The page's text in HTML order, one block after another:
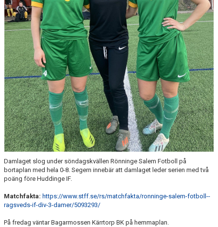
TRÄNINGSKLÄDER
RÅGSVEDS IF I MEDIA
FONDER
Damlaget slog under söndagskvällen Rönninge Salem Fotboll på
bortaplan med hela 0-8. Segern innebär att damlaget leder serien med två
poäng före Huddinge IF.
Matchfakta: https://www.stff.se/rs/matchfakta/ronninge-salem-fotboll--
ragsveds-if-div-3-damer/5093293/
På fredag väntar Bagarmossen Kärrtorp BK på hemmaplan.